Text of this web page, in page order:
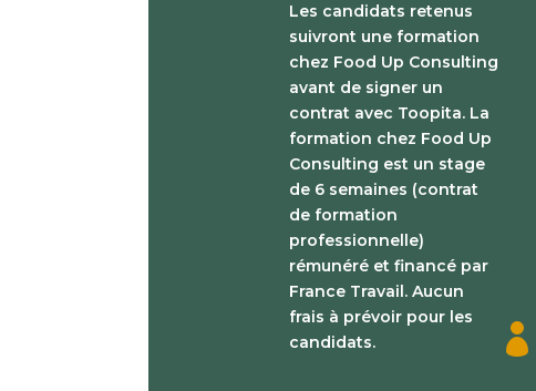
Les candidats retenus
suivront une formation
chez Food Up Consulting
avant de signer un
contrat avec Toopita. La
formation chez Food Up
Consulting est un stage
de 6 semaines (contrat
de formation
professionnelle)
rémunéré et financé par
France Travail. Aucun
frais à prévoir pour les
candidats.
